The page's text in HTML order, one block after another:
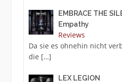
EMBRACE THE
Empathy
Reviews
Da sie es ohnehin nicht
die […]
LEX LEGION